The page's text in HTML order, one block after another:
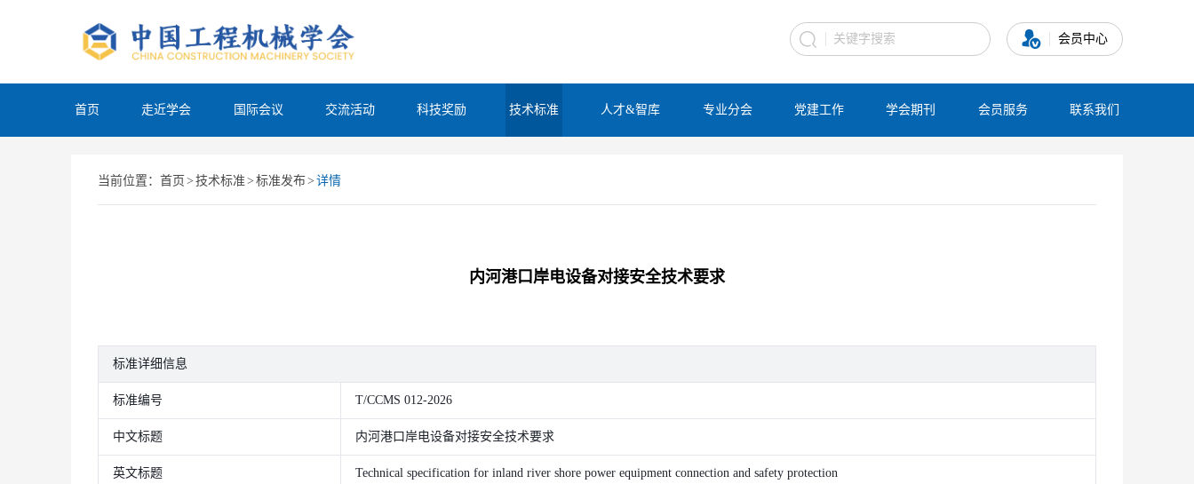
会员中心
首页 走近学会 国际会议 交流活动 科技奖励 技术标准 人才&智库 专业分会 党建工作 学会期刊 会员服务 联系我们
当前位置： 首页 > 技术标准 > 标准发布> 详情
内河港口岸电设备对接安全技术要求
标准详细信息
标准编号 T/CCMS 012-2026
中文标题 内河港口岸电设备对接安全技术要求
英文标题 Technical specification for inland river shore power equipment connection and safety protection